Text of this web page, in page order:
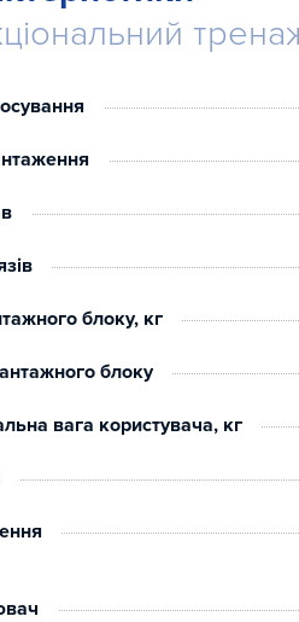
блоку, кг
блоку
вага користувача, кг